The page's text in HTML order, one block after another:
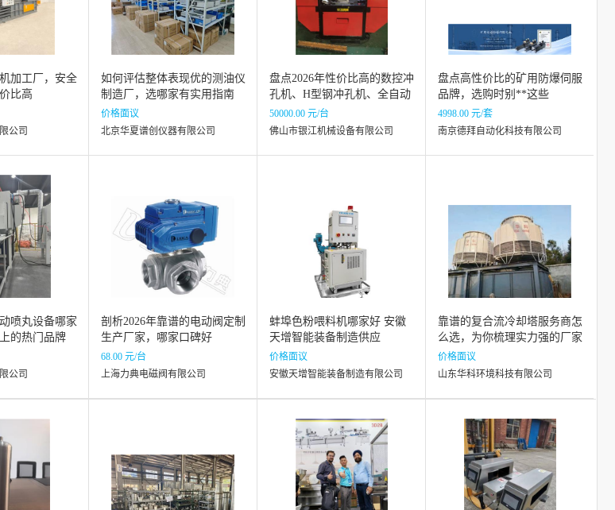
加工厂，安全
比高
公司
如何评估整体表现优的测油仪
制造厂，选哪家有实用指南
价格面议
北京华夏谱创仪器有限公司
盘点2026年性价比高的数控冲
孔机、H型钢冲孔机、全自动
冲孔机厂家
50000.00 元/台
佛山市银江机械设备有限公司
盘点高性价比的矿用防爆伺服
品牌，选购时别**这些
4998.00 元/套
南京德拜自动化科技有限公司
喷丸设备哪家
的热门品牌
公司
剖析2026年靠谱的电动阀定制
生产厂家，哪家口碑好
68.00 元/台
上海力典电磁阀有限公司
蚌埠色粉喂料机哪家好 安徽
天增智能装备制造供应
价格面议
安徽天增智能装备制造有限公司
靠谱的复合流冷却塔服务商怎
么选，为你梳理实力强的厂家
名单
价格面议
山东华科环境科技有限公司